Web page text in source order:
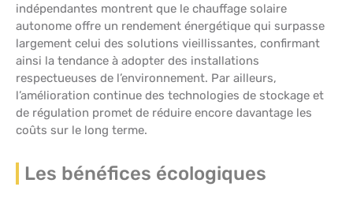
indépendantes montrent que le chauffage solaire
autonome offre un rendement énergétique qui surpasse
largement celui des solutions vieillissantes, confirmant
ainsi la tendance à adopter des installations
respectueuses de l’environnement. Par ailleurs,
l’amélioration continue des technologies de stockage et
de régulation promet de réduire encore davantage les
coûts sur le long terme.
Les bénéfices écologiques